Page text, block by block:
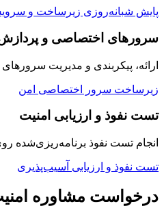
پایش شبانه‌روزی زیرساخت و
سرورهای اختصاصی و
ارائه، پیکربندی و مدیریت
زیرساخت سرور اختصاصی امن
تست نفوذ و ارزیابی امنیت
انجام تست نفوذ
تست نفوذ و ارزیابی آسیب‌پذیری
درخواست مشاوره